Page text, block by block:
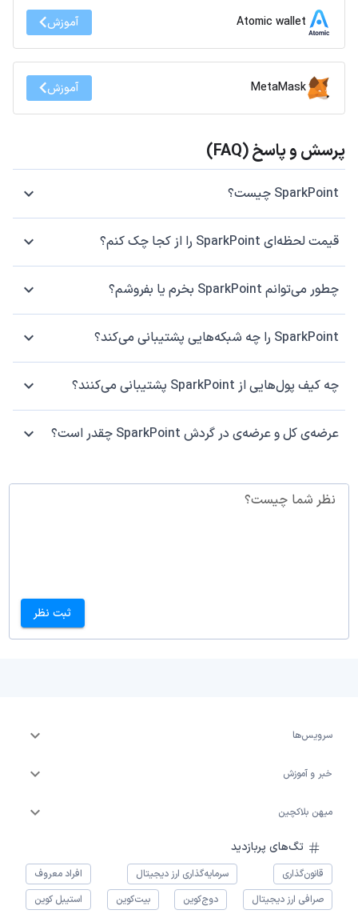
Atomic wallet آموزش
MetaMask آموزش
پرسش و پاسخ (FAQ)
SparkPoint چیست؟
قیمت لحظه‌ای SparkPoint را از کجا چک کنم؟
چطور می‌توانم SparkPoint بخرم یا بفروشم؟
SparkPoint را چه شبکه‌هایی پشتیبانی می‌کند؟
چه کیف پول‌هایی از SparkPoint پشتیبانی می‌کنند؟
عرضه‌ی کل و عرضه‌ی در گردش SparkPoint چقدر است؟
نظر شما چیست؟
ثبت نظر
سرویس‌ها
خبر و آموزش
میهن بلاکچین
تگ‌های پربازدید
قانون‌گذاری سرمایه‌گذاری ارز دیجیتال
افراد معروف
صرافی ارز دیجیتال
دوج‌کوین بیت‌کوین استیبل کوین